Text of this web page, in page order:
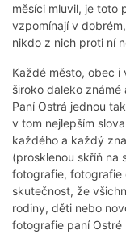
měsíci mluvil, je toto
vzpomínají v
nikdo z nich proti ní
Každé město, obec i
široko daleko
Paní Ostrá jednou
v tom nejlepším
každého a každý
(prosklenou skříň na
fotografie, fotografie
skutečnost, že
rodiny, děti nebo
fotografie paní